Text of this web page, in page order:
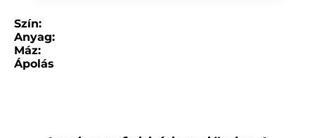
Szín:
Anyag:
Máz:
Ápolás